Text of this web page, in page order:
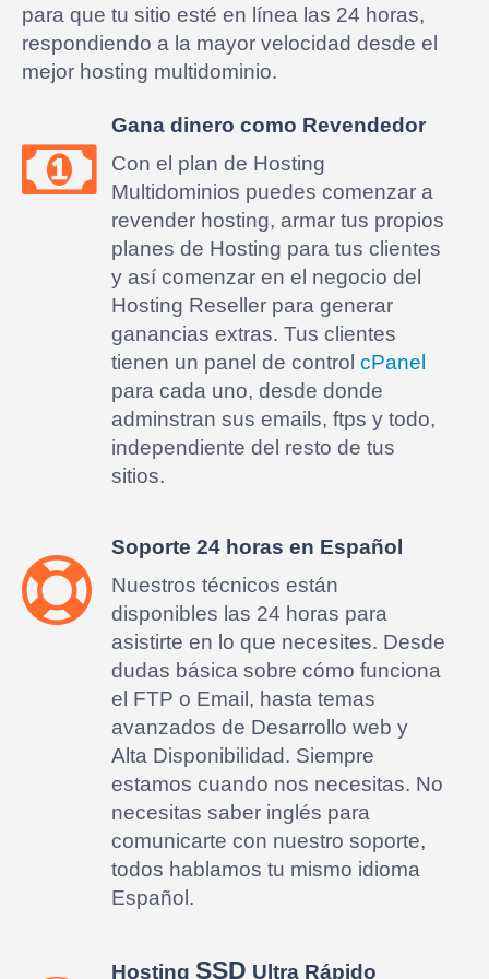
para que tu sitio esté en línea las 24 horas,
respondiendo a la mayor velocidad desde el
mejor hosting multidominio.
Gana dinero como Revendedor
Con el plan de Hosting
Multidominios puedes comenzar a
revender hosting, armar tus propios
planes de Hosting para tus clientes
y así comenzar en el negocio del
Hosting Reseller para generar
ganancias extras. Tus clientes
tienen un panel de control cPanel
para cada uno, desde donde
adminstran sus emails, ftps y todo,
independiente del resto de tus
sitios.
Soporte 24 horas en Español
Nuestros técnicos están
disponibles las 24 horas para
asistirte en lo que necesites. Desde
dudas básica sobre cómo funciona
el FTP o Email, hasta temas
avanzados de Desarrollo web y
Alta Disponibilidad. Siempre
estamos cuando nos necesitas. No
necesitas saber inglés para
comunicarte con nuestro soporte,
todos hablamos tu mismo idioma
Español.
Hosting SSD Ultra Rápido